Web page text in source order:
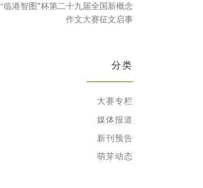
“临港智图”杯第二十九届全国新概念
作文大赛征文启事
分类
大赛专栏
媒体报道
新刊预告
萌芽动态